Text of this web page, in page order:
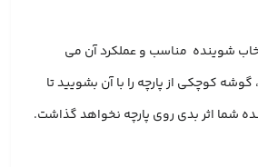
شوینده مناسب و عملکرد آن می
کوچکی از پارچه را با آن بشویید تا
شما اثر بدی روی پارچه نخواهد گذاشت.